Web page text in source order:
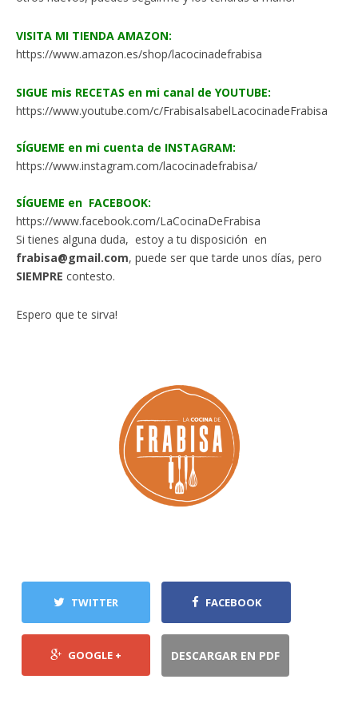
VISITA MI TIENDA AMAZON:
https://www.amazon.es/shop/lacocinadefrabisa
SIGUE mis RECETAS en mi canal de YOUTUBE:
https://www.youtube.com/c/FrabisaIsabelLacocinadeFrabisa
SÍGUEME en mi cuenta de INSTAGRAM:
https://www.instagram.com/lacocinadefrabisa/
SÍGUEME en FACEBOOK:
https://www.facebook.com/LaCocinaDeFrabisa
Si tienes alguna duda, estoy a tu disposición en
frabisa@gmail.com, puede ser que tarde unos días, pero
SIEMPRE contesto.
Espero que te sirva!
TWITTER FACEBOOK
GOOGLE + DESCARGAR EN PDF